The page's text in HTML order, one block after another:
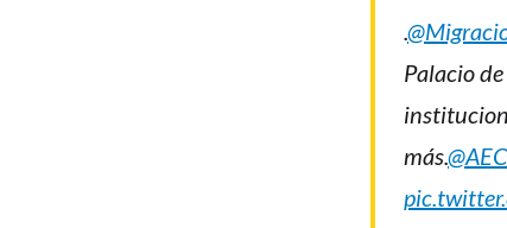
.
Palacio
más.